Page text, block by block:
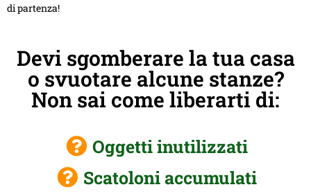
di partenza!
Devi sgomberare la tua casa
o svuotare alcune stanze?
Non sai come liberarti di:
Oggetti inutilizzati
Scatoloni accumulati